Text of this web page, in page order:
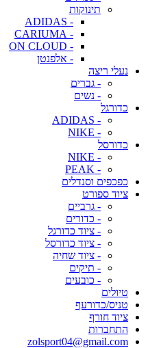
תינוקות
- ADIDAS
- CARIUMA
- ON CLOUD
- אלפנטן
נעלי ריצה
- גברים
- נשים
כדורגל
- ADIDAS
- NIKE
כדורסל
- NIKE
- PEAK
כפכפים וסנדלים
ציוד ספורט
- גרביים
- כדורים
- ציוד כדורגל
- ציוד כדורסל
- ציוד שחיה
- תיקים
- כובעים
טיולים
טניס/כדורעף
ציוד חורף
התחברות
zolsport04@gmail.com